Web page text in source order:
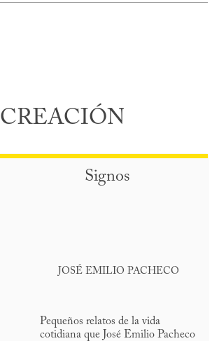
CREACIÓN
Signos
JOSÉ EMILIO PACHECO
Pequeños relatos de la vida
cotidiana que José Emilio Pacheco